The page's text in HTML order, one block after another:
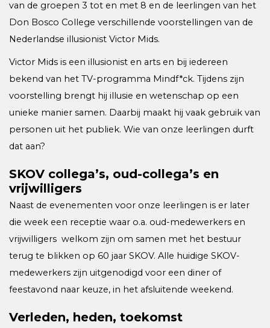
van de groepen 3 tot en met 8 en de leerlingen van het
Don Bosco College verschillende voorstellingen van de
Nederlandse illusionist Victor Mids.
Victor Mids is een illusionist en arts en bij iedereen
bekend van het TV-programma Mindf*ck. Tijdens zijn
voorstelling brengt hij illusie en wetenschap op een
unieke manier samen. Daarbij maakt hij vaak gebruik van
personen uit het publiek. Wie van onze leerlingen durft
dat aan?
SKOV collega’s, oud-collega’s en
vrijwilligers
Naast de evenementen voor onze leerlingen is er later
die week een receptie waar o.a. oud-medewerkers en
vrijwilligers welkom zijn om samen met het bestuur
terug te blikken op 60 jaar SKOV. Alle huidige SKOV-
medewerkers zijn uitgenodigd voor een diner of
feestavond naar keuze, in het afsluitende weekend.
Verleden, heden, toekomst